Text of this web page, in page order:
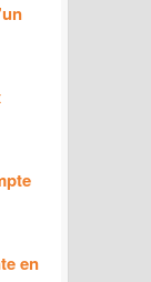
en